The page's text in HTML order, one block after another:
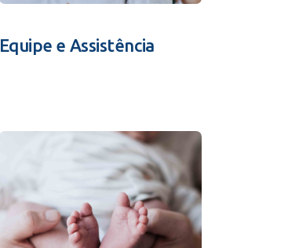
Equipe e Assistência